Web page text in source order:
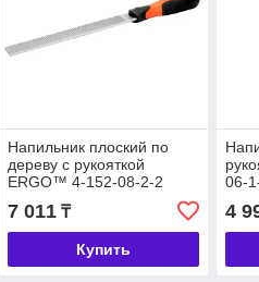
Напильник плоский по
дереву c рукояткой
ERGO™ 4-152-08-2-2
7 011₸
Купить
06-
4